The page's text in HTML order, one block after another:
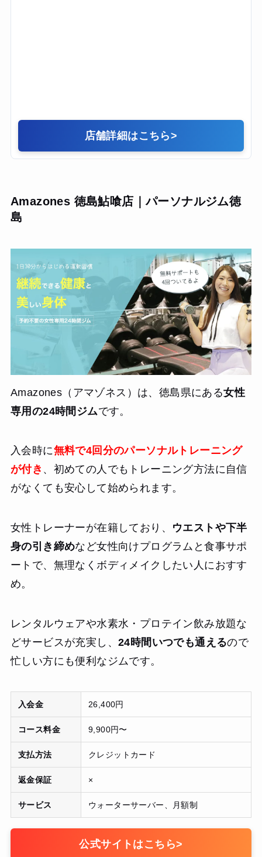
店舗詳細はこちら>
Amazones 徳島鮎喰店｜パーソナルジム徳
島
Amazones（アマゾネス）は、徳島県にある女性
専用の24時間ジムです。
入会時に無料で4回分のパーソナルトレーニング
が付き 、初めての人でもトレーニング方法に自信
がなくても安心して始められます。
女性トレーナーが在籍しており、
ウエストや下半
身の引き締めなど女性向けプログラムと食事サポ
ートで、無理なくボディメイクしたい人におすす
め。
レンタルウェアや水素水・プロテイン飲み放題な
どサービスが充実し、 24時間いつでも通えるので
忙しい方にも便利なジムです。
入会金 26,400円
コース料金 9,900円〜
支払方法 クレジットカード
返金保証 ×
サービス ウォーターサーバー、月額制
公式サイトはこちら>